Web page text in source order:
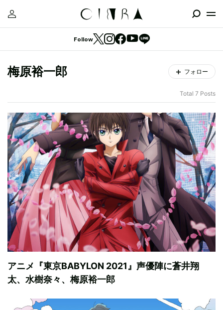
Follow
梅原裕一郎 フォロー
Total 7 Posts
アニメ『東京BABYLON 2021』声優陣に蒼井翔
太、水樹奈々、梅原裕一郎